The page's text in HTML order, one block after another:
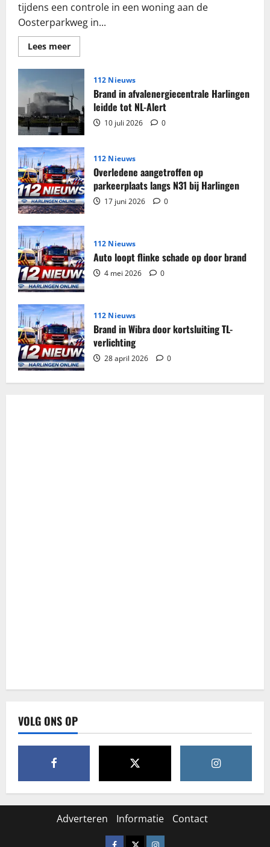
tijdens een controle in een woning aan de
Oosterparkweg in...
Lees meerLees
meer
Grote
sigaretten
en
tabak
in
beslag
genomen
in
woning
Harlingen
112 Nieuws
Brand in afvalenergiecentrale Harlingen
leidde tot NL-Alert
10 juli 2026 0
112 Nieuws
Overledene aangetroffen op
parkeerplaats langs N31 bij Harlingen
17 juni 2026 0
112 Nieuws
Auto loopt flinke schade op door brand
4 mei 2026 0
112 Nieuws
Brand in Wibra door kortsluiting TL-
verlichting
28 april 2026 0
VOLG ONS OP
Adverteren Informatie Contact
Facebook
X Instagram